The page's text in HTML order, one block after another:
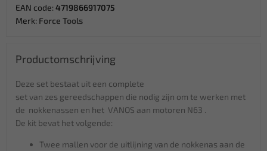
EAN code: 4719866917075
Merk: Force Tools
Productomschrijving
Deze set bestaat uit een complete
set van zes gereedschappen die nodig zijn om te werken met
de nokkenassen en het VANOS aan motoren N63 .
De kit bevat het volgende:
Twee mallen voor de uitlijning van de nokkenas aan de